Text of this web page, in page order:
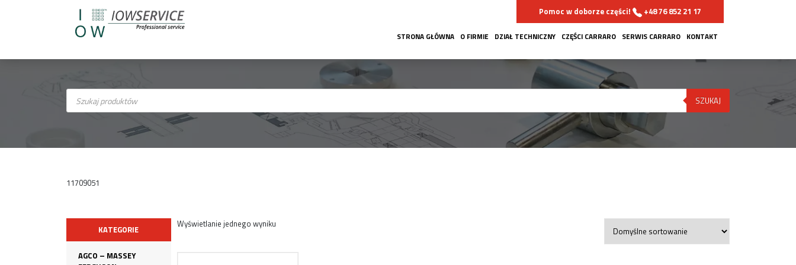
Pomoc w doborze części! +48 76 852 21 17
STRONA GŁÓWNA O FIRMIE DZIAŁ TECHNICZNY CZĘŚCI CARRARO SERWIS CARRARO KONTAKT
Wyszukiwarka
produktów SZUKAJ
11709051
KATEGORIE
AGCO – MASSEY
Wyświetlanie jednego wyniku